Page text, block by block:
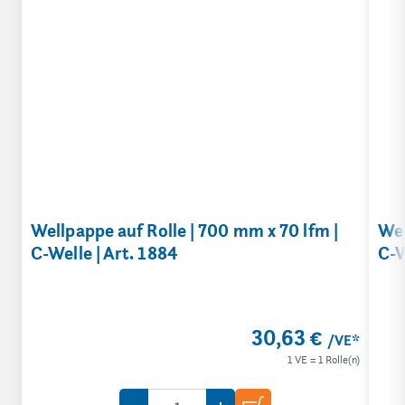
Wellpappe auf Rolle | 700 mm x 70 lfm |
C-Welle | Art. 1884
30,63 € /VE*
1 VE = 1 Rolle(n)
C-